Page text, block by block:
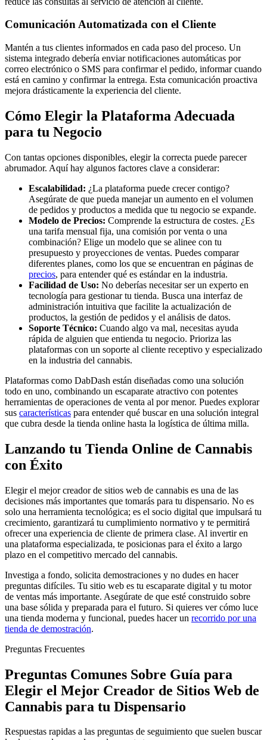
Comunicación Automatizada con el Cliente
Mantén a tus clientes informados en cada paso del proceso. Un
sistema integrado debería enviar notificaciones automáticas por
correo electrónico o SMS para confirmar el pedido, informar cuando
está en camino y confirmar la entrega. Esta comunicación proactiva
mejora drásticamente la experiencia del cliente.
Cómo Elegir la Plataforma Adecuada
para tu Negocio
Con tantas opciones disponibles, elegir la correcta puede parecer
abrumador. Aquí hay algunos factores clave a considerar:
Escalabilidad: ¿La plataforma puede crecer contigo?
Asegúrate de que pueda manejar un aumento en el volumen
de pedidos y productos a medida que tu negocio se expande.
Modelo de Precios: Comprende la estructura de costes. ¿Es
una tarifa mensual fija, una comisión por venta o una
combinación? Elige un modelo que se alinee con tu
presupuesto y proyecciones de ventas. Puedes comparar
diferentes planes, como los que se encuentran en páginas de
precios, para entender qué es estándar en la industria.
Facilidad de Uso: No deberías necesitar ser un experto en
tecnología para gestionar tu tienda. Busca una interfaz de
administración intuitiva que facilite la actualización de
productos, la gestión de pedidos y el análisis de datos.
Soporte Técnico: Cuando algo va mal, necesitas ayuda
rápida de alguien que entienda tu negocio. Prioriza las
plataformas con un soporte al cliente receptivo y especializado
en la industria del cannabis.
Plataformas como DabDash están diseñadas como una solución
todo en uno, combinando un escaparate atractivo con potentes
herramientas de operaciones de venta al por menor. Puedes explorar
sus características para entender qué buscar en una solución integral
que cubra desde la tienda online hasta la logística de última milla.
Lanzando tu Tienda Online de Cannabis
con Éxito
Elegir el mejor creador de sitios web de cannabis es una de las
decisiones más importantes que tomarás para tu dispensario. No es
solo una herramienta tecnológica; es el socio digital que impulsará tu
crecimiento, garantizará tu cumplimiento normativo y te permitirá
ofrecer una experiencia de cliente de primera clase. Al invertir en
una plataforma especializada, te posicionas para el éxito a largo
plazo en el competitivo mercado del cannabis.
Investiga a fondo, solicita demostraciones y no dudes en hacer
preguntas difíciles. Tu sitio web es tu escaparate digital y tu motor
de ventas más importante. Asegúrate de que esté construido sobre
una base sólida y preparada para el futuro. Si quieres ver cómo luce
una tienda moderna y funcional, puedes hacer un recorrido por una
tienda de demostración.
Preguntas Frecuentes
Preguntas Comunes Sobre Guía para
Elegir el Mejor Creador de Sitios Web de
Cannabis para tu Dispensario
Respuestas rapidas a las preguntas de seguimiento que suelen buscar